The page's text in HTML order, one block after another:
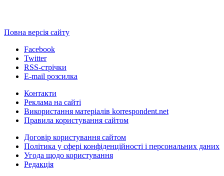
Повна версія сайту
Facebook
Twitter
RSS-стрічки
E-mail розсилка
Контакти
Реклама на сайті
Використання матеріалів korrespondent.net
Правила користування сайтом
Договір користування сайтом
Політика у сфері конфіденційності і персональних даних
Угода щодо користування
Редакція